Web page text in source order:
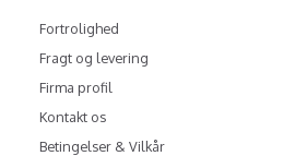
Fortrolighed
Fragt og levering
Firma profil
Kontakt os
Betingelser & Vilkår